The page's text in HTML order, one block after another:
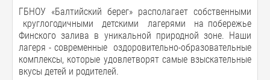
ГБНОУ «Балтийский берег» располагает собственными
круглогодичными детскими лагерями на побережье
Финского залива в уникальной природной зоне. Наши
лагеря - современные оздоровительно-образовательные
комплексы, которые удовлетворят самые взыскательные
вкусы детей и родителей.